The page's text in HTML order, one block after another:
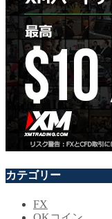
カテゴリー
FX